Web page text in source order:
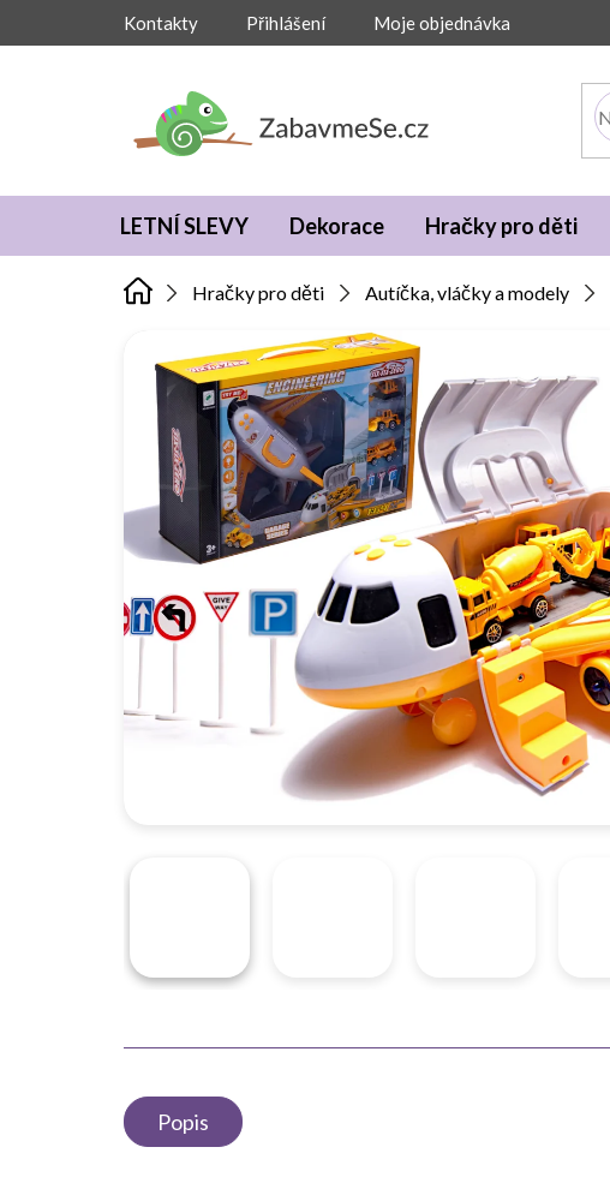
Kontakty Přihlášení Moje objednávka
LETNÍ SLEVY Dekorace Hračky pro děti
Hračky pro děti Autíčka, vláčky a modely
Popis